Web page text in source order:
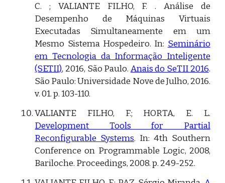
C. ; VALIANTE FILHO, F. . Análise de
Desempenho de Máquinas Virtuais
Executadas Simultaneamente em um
Mesmo Sistema Hospedeiro. In: Seminário
em Tecnologia da Informação Inteligente
(SETII), 2016, São Paulo. Anais do SeTII 2016.
São Paulo: Universidade Nove de Julho, 2016.
v. 01. p. 103-110.
VALIANTE FILHO, F.; HORTA, E. L.
Development Tools for Partial
Reconfigurable Systems. In: 4th Southern
Conference on Programmable Logic, 2008,
Bariloche. Proceedings, 2008. p. 249-252.